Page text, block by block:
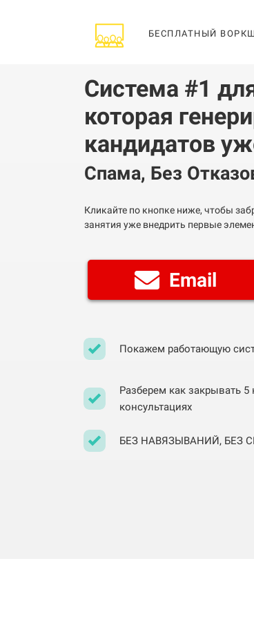
БЕСПЛАТНЫЙ
Система #1
которая
кандидатов
Спама, Без
Кликайте по кнопке ниже, чтобы
занятия уже внедрить первые
Email
Покажем работающую
Разберем как закрывать
консультациях
БЕЗ НАВЯЗЫВАНИЙ, БЕЗ